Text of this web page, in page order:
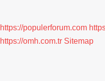
https://populerforum.com
https://omh.com.tr Sitemap